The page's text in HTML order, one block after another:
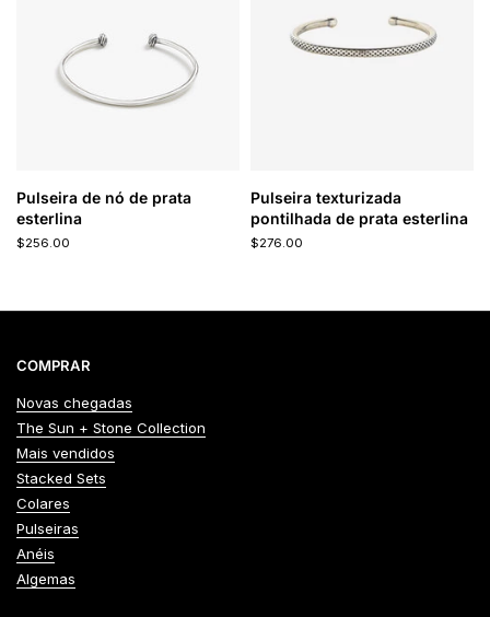
Pulseira de nó de prata
esterlina
$256.00
Pulseira texturizada
pontilhada de prata esterlina
$276.00
COMPRAR
Novas chegadas
The Sun + Stone Collection
Mais vendidos
Stacked Sets
Colares
Pulseiras
Anéis
Algemas